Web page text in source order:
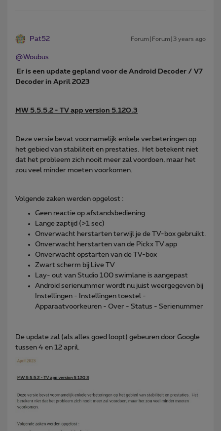
Pat52 Forum|Forum|3 years ago
@Woubus
Er is een update gepland voor de Android Decoder / V7
Decoder in April 2023
MW 5.5.5.2 - TV app version 5.120.3
Deze versie bevat voornamelijk enkele verbeteringen op
het gebied van stabiliteit en prestaties. Het betekent niet
dat het probleem zich nooit meer zal voordoen, maar het
zou veel minder moeten voorkomen.
Volgende zaken werden opgelost :
Geen reactie op afstandsbediening
Lange zaptijd (>1 sec)
Onverwacht herstarten terwijl je de TV-box gebruikt.
Onverwacht herstarten van de Pickx TV app
Onverwacht opstarten van de TV-box
Zwart scherm bij Live TV
Lay- out van Studio 100 swimlane is aangepast
Android serienummer wordt nu juist weergegeven bij
Instellingen - Instellingen toestel -
Apparaatvoorkeuren - Over - Status - Serienummer
De update zal (als alles goed loopt) gebeuren door Google
tussen 4 en 12 april.